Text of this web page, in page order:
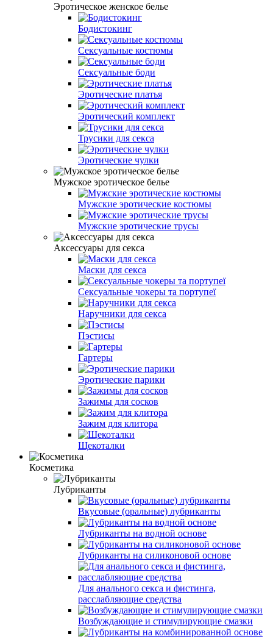
Эротическое женское белье
Бодистокинг
Сексуальные костюмы
Сексуальные боди
Эротические платья
Эротический комплект
Трусики для секса
Эротические чулки
Мужское эротическое белье
Мужские эротические костюмы
Мужские эротические трусы
Аксессуары для секса
Маски для секса
Сексуальные чокеры та портупеї
Наручники для секса
Пэстисы
Гартеры
Эротические парики
Зажимы для сосков
Зажим для клитора
Щекоталки
Косметика
Лубриканты
Вкусовые (оральные) лубриканты
Лубриканты на водной основе
Лубриканты на силиконовой основе
Для анального секса и фистинга,
расслабляющие средства
Возбуждающие и стимулирующие смазки